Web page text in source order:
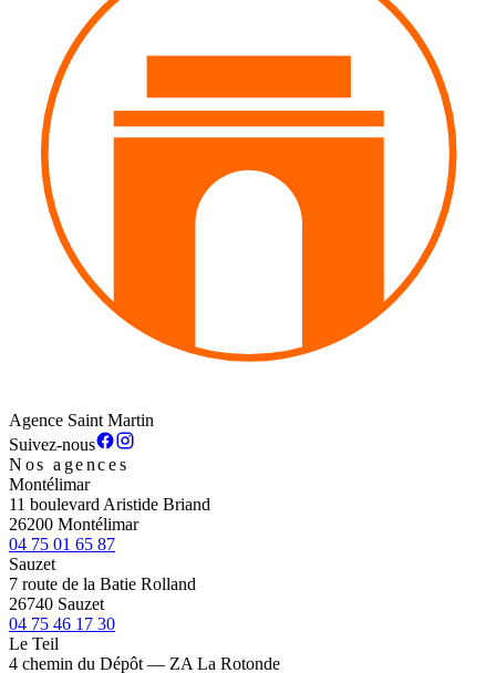
Agence Saint Martin
Suivez-nous
Nos agences
Montélimar
11 boulevard Aristide Briand
26200 Montélimar
04 75 01 65 87
Sauzet
7 route de la Batie Rolland
26740 Sauzet
04 75 46 17 30
Le Teil
4 chemin du Dépôt — ZA La Rotonde